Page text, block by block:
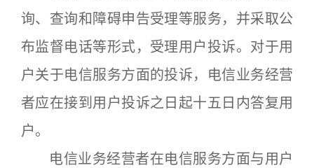
询、查询和障碍申告受理等服务，并采取公
布监督电话等形式，受理用户投诉。对于用
户关于电信服务方面的投诉，电信业务经营
者应在接到用户投诉之日起十五日内答复用
户。
电信业务经营者在电信服务方面与用户